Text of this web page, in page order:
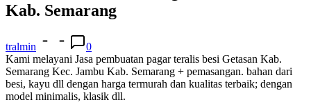
Kab. Semarang
tralmin
0
Kami melayani Jasa pembuatan pagar teralis besi Getasan Kab.
Semarang Kec. Jambu Kab. Semarang + pemasangan. bahan dari
besi, kayu dll dengan harga termurah dan kualitas terbaik; dengan
model minimalis, klasik dll.